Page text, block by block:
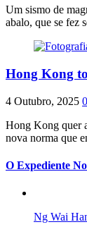
Um sismo de
abalo, que se fez
Hong Kong
4 Outubro, 2025 0
Hong Kong quer
nova norma que
O Expediente
Ng Wai